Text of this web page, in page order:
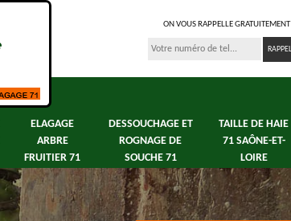
ON VOUS RAPPELLE GRATUITEMENT
ELAGAGE
ARBRE
FRUITIER 71
DESSOUCHAGE ET
ROGNAGE DE
SOUCHE 71
TAILLE DE HAIE
71 SAÔNE-ET-
LOIRE